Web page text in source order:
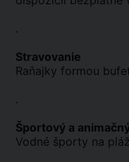
.
Stravovanie
Raňajky formou
.
Športový a
Vodné športy na